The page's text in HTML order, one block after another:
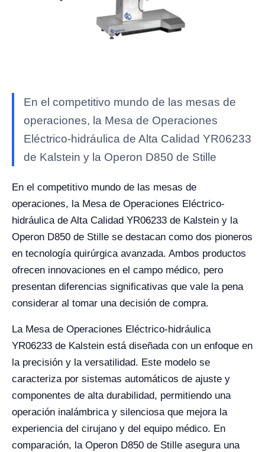
En el competitivo mundo de las mesas de
operaciones, la Mesa de Operaciones
Eléctrico-hidráulica de Alta Calidad YR06233
de Kalstein y la Operon D850 de Stille
En el competitivo mundo de las mesas de
operaciones, la Mesa de Operaciones Eléctrico-
hidráulica de Alta Calidad YR06233 de Kalstein y la
Operon D850 de Stille se destacan como dos pioneros
en tecnología quirúrgica avanzada. Ambos productos
ofrecen innovaciones en el campo médico, pero
presentan diferencias significativas que vale la pena
considerar al tomar una decisión de compra.
La Mesa de Operaciones Eléctrico-hidráulica
YR06233 de Kalstein está diseñada con un enfoque en
la precisión y la versatilidad. Este modelo se
caracteriza por sistemas automáticos de ajuste y
componentes de alta durabilidad, permitiendo una
operación inalámbrica y silenciosa que mejora la
experiencia del cirujano y del equipo médico. En
comparación, la Operon D850 de Stille asegura una